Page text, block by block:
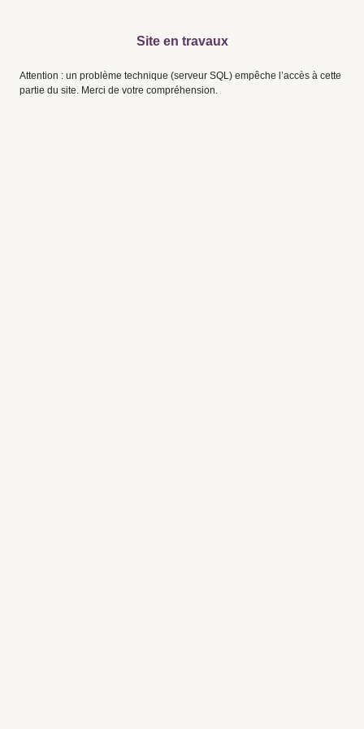
Site en travaux
Attention : un problème technique (serveur SQL) empêche l’accès à cette
partie du site. Merci de votre compréhension.